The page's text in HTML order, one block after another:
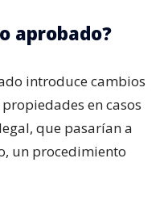
aprobado?
introduce cambios
en casos
que pasarían a
un procedimiento